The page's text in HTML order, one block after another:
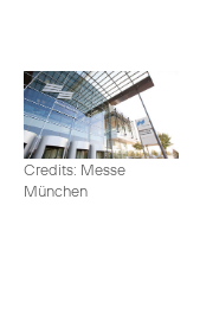
Credits: Messe
München